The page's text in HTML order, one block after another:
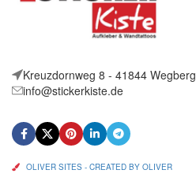
Kreuzdornweg 8 - 41844 Wegberg
info@stickerkiste.de
OLIVER SITES - CREATED BY OLIVER